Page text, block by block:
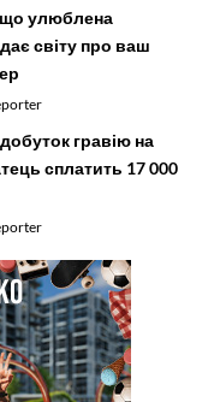
улюблена
світу про ваш
гравію на
сплатить 17 000